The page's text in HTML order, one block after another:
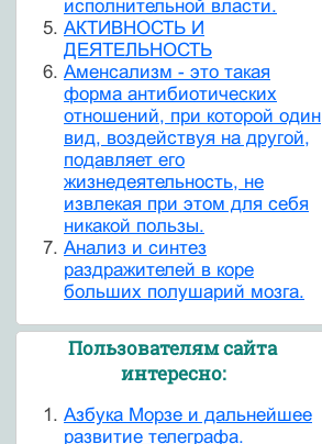
исполнительной власти.
АКТИВНОСТЬ И
ДЕЯТЕЛЬНОСТЬ
Аменсализм - это такая
форма антибиотических
отношений, при которой один
вид, воздействуя на другой,
подавляет его
жизнедеятельность, не
извлекая при этом для себя
никакой пользы.
Анализ и синтез
раздражителей в коре
больших полушарий мозга.
Пользователям сайта
интересно:
Азбука Морзе и дальнейшее
развитие телеграфа.